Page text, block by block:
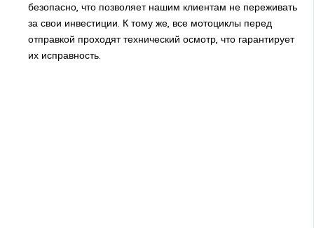
безопасно, что позволяет нашим клиентам не переживать
за свои инвестиции. К тому же, все мотоциклы перед
отправкой проходят технический осмотр, что гарантирует
их исправность.